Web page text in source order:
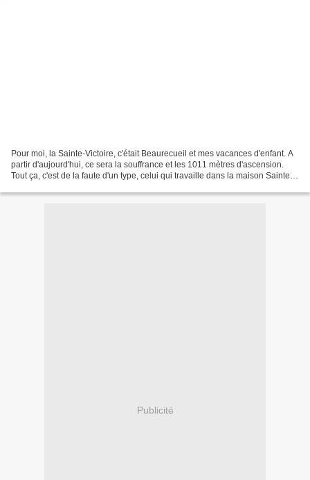
Pour moi, la Sainte-Victoire, c'était Beaurecueil et mes vacances d'enfant. A
partir d'aujourd'hui, ce sera la souffrance et les 1011 mètres d'ascension.
Tout ça, c'est de la faute d'un type, celui qui travaille dans la maison Sainte-
Publicité